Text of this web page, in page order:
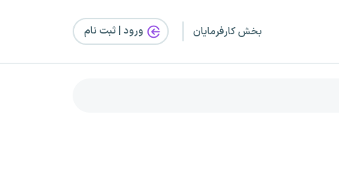
بخش کارفرمایان ورود | ثبت‌ نام